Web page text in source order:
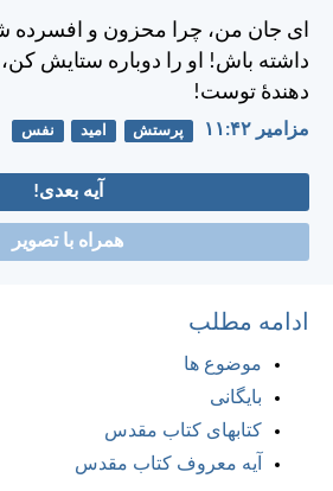
ای جان من، چرا محزون و افسرده
داشته باش! او را دوباره ستايش كن،
دهندهٔ توست!
مزامير ۴۲:‏۱۱ پرستش امید نفس
آیه بعدی!
همراه با تصویر
ادامه مطلب
موضوع ها
بایگانی
کتابهای کتاب مقدس
آیه معروف کتاب مقدس